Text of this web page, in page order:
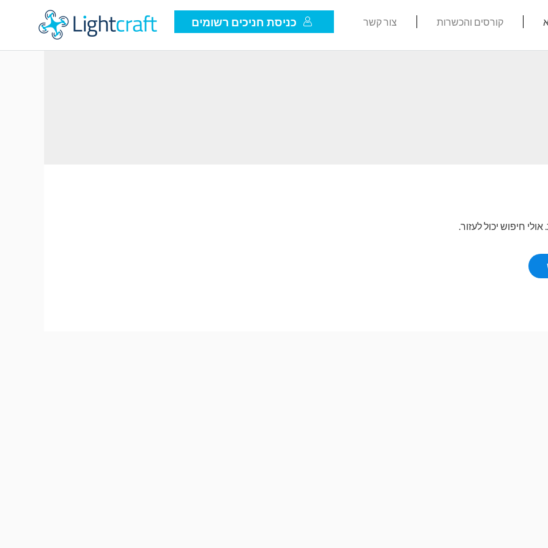
קורסים והכשרות צור קשר כניסת חניכים רשומים
חיפוש יכול לעזור.